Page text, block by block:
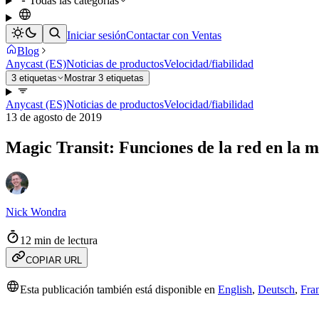
Iniciar sesiónContactar con Ventas
Blog
Anycast (ES)Noticias de productosVelocidad/fiabilidad
3 etiquetas Mostrar 3 etiquetas
Anycast (ES)Noticias de productosVelocidad/fiabilidad
13 de agosto de 2019
Magic Transit: Funciones de la red en la
Nick Wondra
12 min de lectura
COPIAR URL
Esta publicación también está disponible en English, Deutsch,